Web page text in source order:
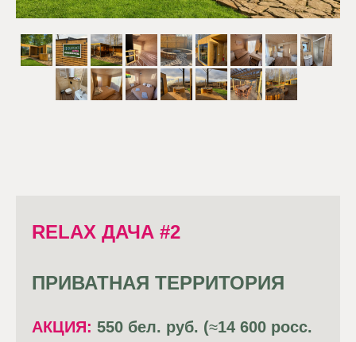
RELAX ДАЧА #2
ПРИВАТНАЯ ТЕРРИТОРИЯ
АКЦИЯ: 550 бел. руб. (≈14 600 росс.